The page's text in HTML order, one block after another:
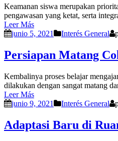
Keamanan siswa merupakan
pengawasan yang ketat, serta
Leer Más
junio 5, 2021
Interés General
Persiapan Matang
Kembalinya proses belajar
dilakukan dengan sangat matang
Leer Más
junio 9, 2021
Interés General
Adaptasi Baru di